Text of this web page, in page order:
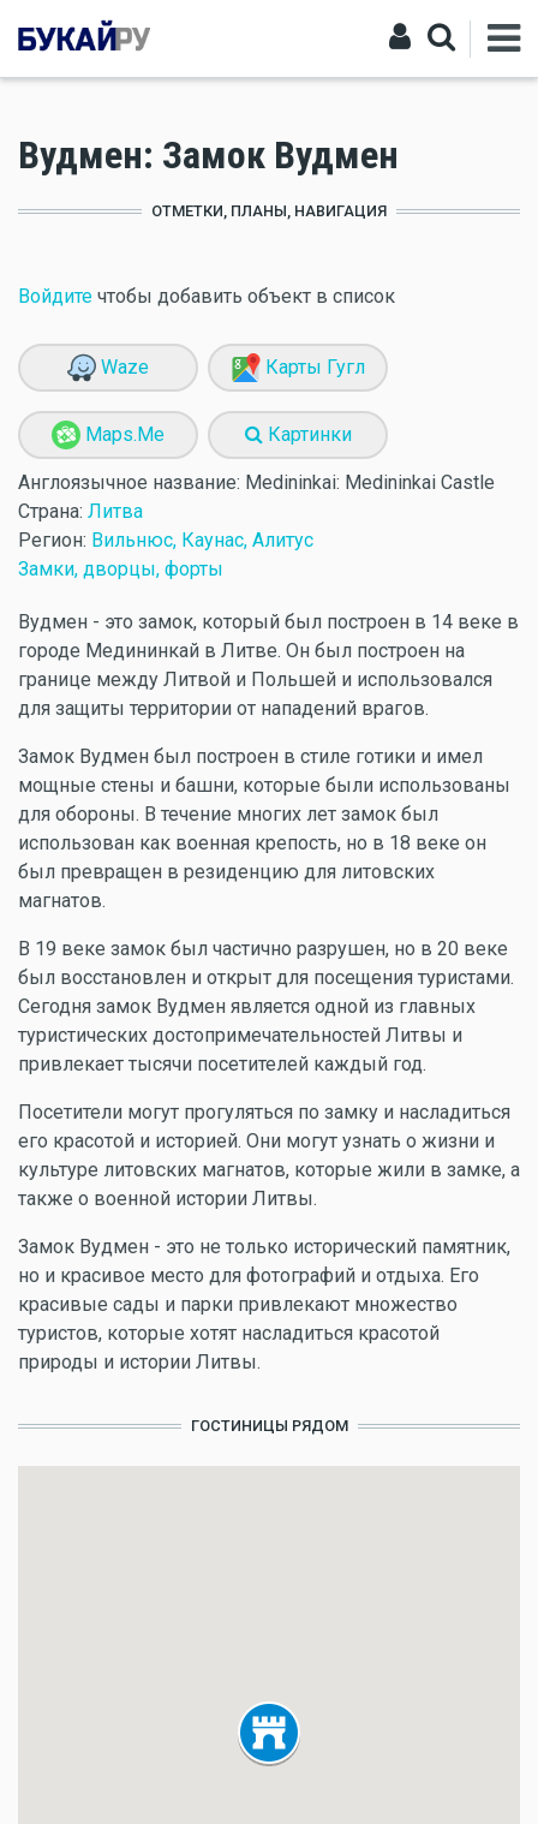
Вудмен: Замок Вудмен
ОТМЕТКИ, ПЛАНЫ, НАВИГАЦИЯ
Войдите чтобы добавить объект в список
Waze Карты Гугл
Maps.Me Картинки
Англоязычное название: Medininkai: Medininkai Castle
Страна: Литва
Регион: Вильнюс, Каунас, Алитус
Замки, дворцы, форты
Вудмен - это замок, который был построен в 14 веке в
городе Медининкай в Литве. Он был построен на
границе между Литвой и Польшей и использовался
для защиты территории от нападений врагов.
Замок Вудмен был построен в стиле готики и имел
мощные стены и башни, которые были использованы
для обороны. В течение многих лет замок был
использован как военная крепость, но в 18 веке он
был превращен в резиденцию для литовских
магнатов.
В 19 веке замок был частично разрушен, но в 20 веке
был восстановлен и открыт для посещения туристами.
Сегодня замок Вудмен является одной из главных
туристических достопримечательностей Литвы и
привлекает тысячи посетителей каждый год.
Посетители могут прогуляться по замку и насладиться
его красотой и историей. Они могут узнать о жизни и
культуре литовских магнатов, которые жили в замке, а
также о военной истории Литвы.
Замок Вудмен - это не только исторический памятник,
но и красивое место для фотографий и отдыха. Его
красивые сады и парки привлекают множество
туристов, которые хотят насладиться красотой
природы и истории Литвы.
ГОСТИНИЦЫ РЯДОМ